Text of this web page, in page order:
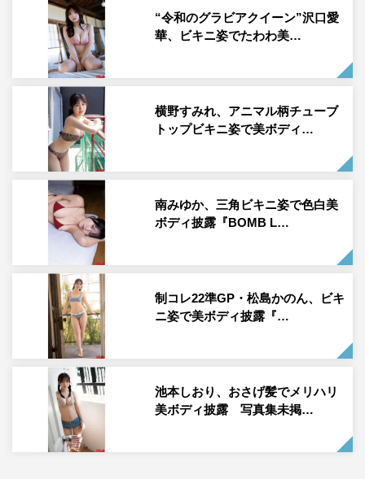
『SPA！デジタル写真集 和泉芳怜「愛くるしいボデ
ィ」』（発売中）より、誌面カットが公開された。
和泉芳怜は、2004年生まれ、神奈川県出身。2021年に
「ミスマガジン2021」グランプリを獲得。現在は女優・
グラビアで活躍中。趣味は漫画、アニメ、ゲーム。特技は
指でダンス、ビニール袋を高速でめくること。最新情報は
公式X（@izumi_karen_）やインスタグラム
（@izumi_karen_）で発信している。
届いたカットでは、日差しが気持ちいいお外で、背筋を伸
ばしてストレッチをしてリフレッシュする様子から、ホワ
イトのワンピース水着姿で、日向ぼっこをする瞬間が切り
取られている。
さらにグリーンチェックのバンドゥビキニで、お庭で日光
浴をエンジョイしており、開放的な笑顔を見せている。
『SPA！デジタル写真集 和泉芳怜「愛くるしいボデ
“令和のグラビアクイーン”沢口愛
華、ビキニ姿でたわわ美…
横野すみれ、アニマル柄チューブ
トップビキニ姿で美ボディ…
南みゆか、三角ビキニ姿で色白美
ボディ披露『BOMB L…
制コレ22準GP・松島かのん、ビキ
ニ姿で美ボディ披露『…
池本しおり、おさげ髪でメリハリ
美ボディ披露 写真集未掲…